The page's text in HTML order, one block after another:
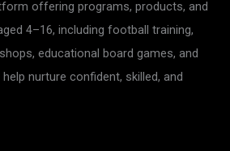
offering programs, products, and
4–16, including football training,
educational board games, and
nurture confident, skilled, and